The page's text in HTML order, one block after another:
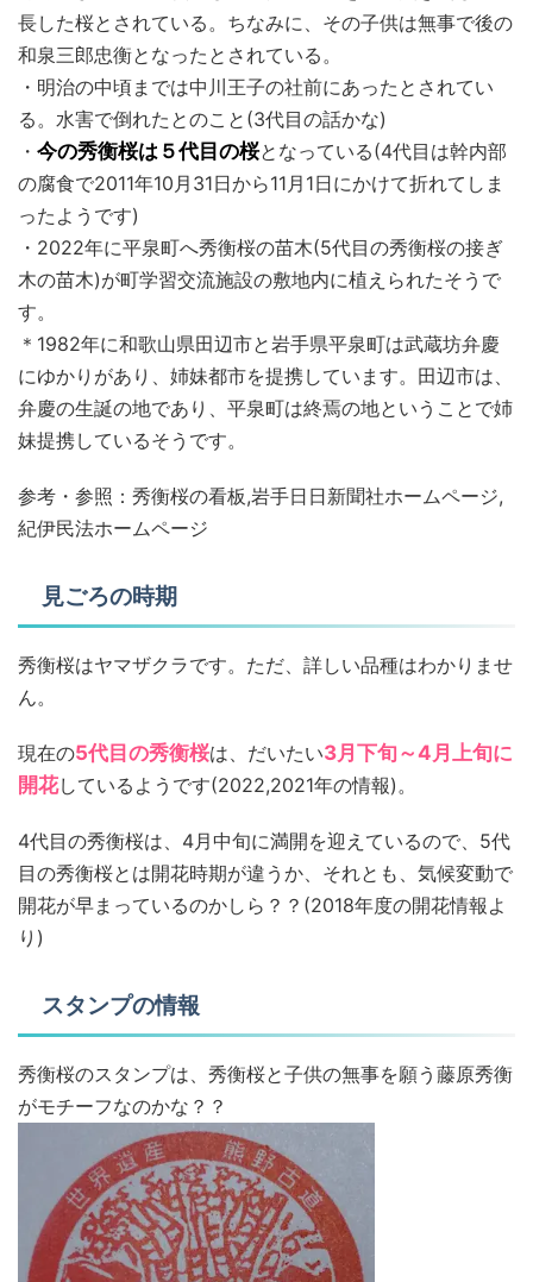
長した桜とされている。ちなみに、その子供は無事で後の
和泉三郎忠衡となったとされている。
・明治の中頃までは中川王子の社前にあったとされてい
る。水害で倒れたとのこと(3代目の話かな)
・ 今の秀衡桜は５代目の桜となっている(4代目は幹内部
の腐食で2011年10月31日から11月1日にかけて折れてしま
ったようです)
・2022年に平泉町へ秀衡桜の苗木(5代目の秀衡桜の接ぎ
木の苗木)が町学習交流施設の敷地内に植えられたそうで
す。
＊1982年に和歌山県田辺市と岩手県平泉町は武蔵坊弁慶
にゆかりがあり、姉妹都市を提携しています。田辺市は、
弁慶の生誕の地であり、平泉町は終焉の地ということで姉
妹提携しているそうです。
参考・参照：秀衡桜の看板,岩手日日新聞社ホームページ,
紀伊民法ホームページ
見ごろの時期
秀衡桜はヤマザクラです。ただ、詳しい品種はわかりませ
ん。
現在の5代目の秀衡桜は、だいたい3月下旬～4月上旬に
開花しているようです(2022,2021年の情報)。
4代目の秀衡桜は、4月中旬に満開を迎えているので、5代
目の秀衡桜とは開花時期が違うか、それとも、気候変動で
開花が早まっているのかしら？？(2018年度の開花情報よ
り)
スタンプの情報
秀衡桜のスタンプは、秀衡桜と子供の無事を願う藤原秀衡
がモチーフなのかな？？